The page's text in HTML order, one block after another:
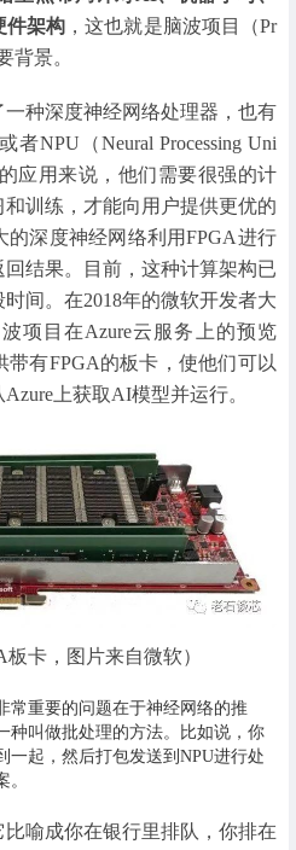
件架构 ，这也就是脑波项目（Pr
背景。
种深度神经网络处理器，也有
NPU（Neural Processing Uni
应用来说，他们需要很强的计
训练，才能向用户提供更优的
深度神经网络利用FPGA进行
结果。目前，这种计算架构已
间。在2018年的微软开发者大
项目在Azure云服务上的预览
有FPGA的板卡，使他们可以
上获取AI模型并运行。
板卡，图片来自微软）
常重要的问题在于神经网络的推
种叫做批处理的方法。比如说，你
一起，然后打包发送到NPU进行处
喻成你在银行里排队，你排在